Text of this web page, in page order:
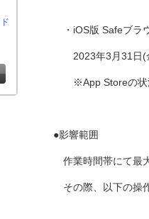
・iOS版 Safeブラ
2023年3月31日
※App Storeの状況
●影響範囲
作業時間帯にて最
その際、以下の操